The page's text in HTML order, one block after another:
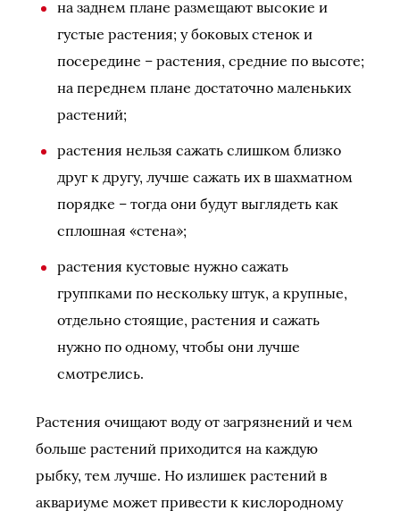
на заднем плане размещают высокие и
густые растения; у боковых стенок и
посередине – растения, средние по высоте;
на переднем плане достаточно маленьких
растений;
растения нельзя сажать слишком близко
друг к другу, лучше сажать их в шахматном
порядке – тогда они будут выглядеть как
сплошная «стена»;
растения кустовые нужно сажать
группками по нескольку штук, а крупные,
отдельно стоящие, растения и сажать
нужно по одному, чтобы они лучше
смотрелись.
Растения очищают воду от загрязнений и чем
больше растений приходится на каждую
рыбку, тем лучше. Но излишек растений в
аквариуме может привести к кислородному